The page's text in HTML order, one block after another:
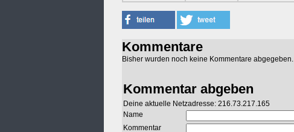
Kommentare
Bisher wurden noch keine Kommentare abgegeben.
Kommentar abgeben
Deine aktuelle Netzadresse: 216.73.217.165
Name
Kommentar